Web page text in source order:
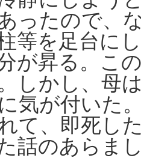
ったので、
等を足台に
が昇る。こ
しかし、母
気が付いた
て、即死し
話のあらま